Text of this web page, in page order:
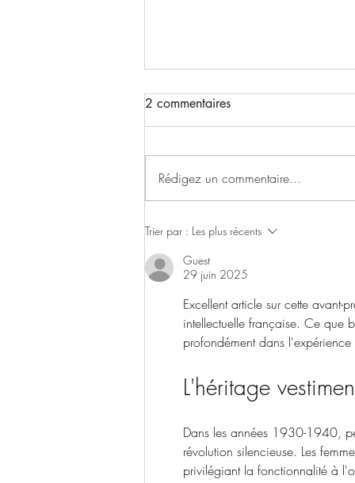
Foire aux vins en grande
2 commentaires
Rédigez un commentaire...
Trier par : Les plus récents
Guest
29 juin 2025
Excellent article sur cette
intellectuelle française. Ce que
profondément dans
L'héritage
Dans les années 1930-1940,
révolution silencieuse. Les
privilégiant la fonctionnalité à